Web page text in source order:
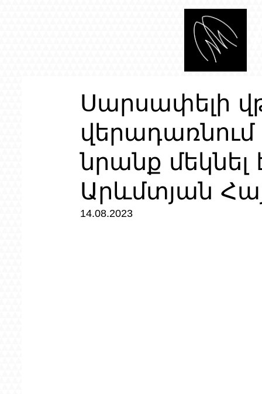
Սարսափելի
վերադառնում
նրանք մեկնել
Արևմտյան
14.08.2023